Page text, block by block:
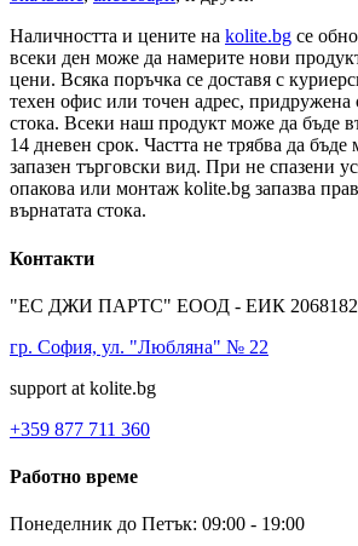
Наличността и цените на kolite.bg се
всеки ден може да намерите нови
цени. Всяка поръчка се доставя с
техен офис или точен адрес, придружена
стока. Всеки наш продукт може да бъде
14 дневен срок. Частта не трябва да бъде
запазен търговски вид. При не спазени
опакова или монтаж kolite.bg запазва
върнатата стока.
Контакти
"ЕС ДЖИ ПАРТС" ЕООД - ЕИК
гр. София, ул. "Любляна" № 22
support at kolite.bg
+359 877 711 360
Работно време
Понеделник до Петък: 09:00 - 19:00